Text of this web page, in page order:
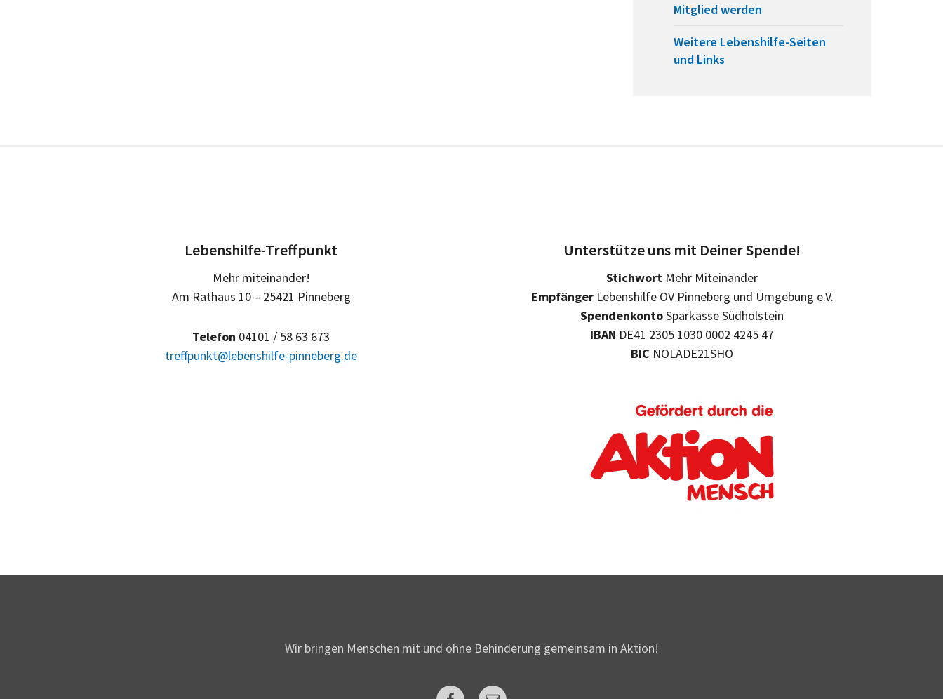
Mitglied werden
Weitere Lebenshilfe-Seiten
und Links
Lebenshilfe-Treffpunkt
Mehr miteinander!
Am Rathaus 10 – 25421 Pinneberg
Telefon 04101 / 58 63 673
treffpunkt@lebenshilfe-pinneberg.de
Unterstütze uns mit Deiner Spende!
Stichwort Mehr Miteinander
EmpfängerLebenshilfe OV Pinneberg und Umgebung e.V.
SpendenkontoSparkasse Südholstein
IBAN DE41 2305 1030 0002 4245 47
BIC NOLADE21SHO
Wir bringen Menschen mit und ohne Behinderung gemeinsam in Aktion!
FacebookMail